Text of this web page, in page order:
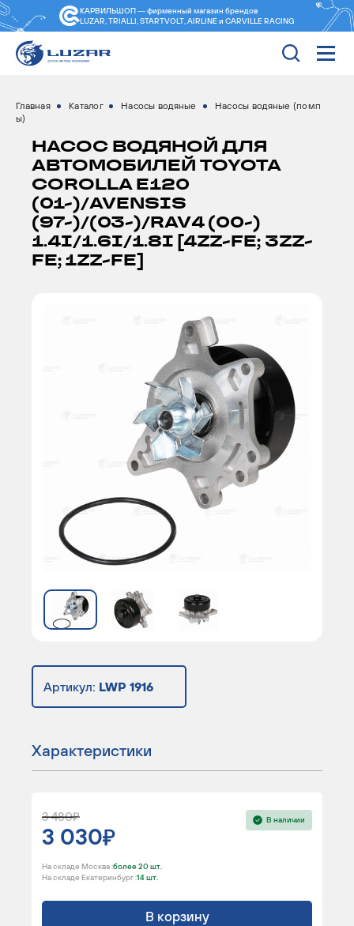
КАРВИЛЬШОП — фирменный магазин брендов
LUZAR, TRIALLI, STARTVOLT, AIRLINE и CARVILLE RACING
Главная Каталог Насосы водяные
Насосы водяные (помп
ы)
НАСОС ВОДЯНОЙ ДЛЯ
АВТОМОБИЛЕЙ TOYOTA
COROLLA E120
(01-)/AVENSIS
(97-)/(03-)/RAV4 (00-)
1.4I/1.6I/1.8I [4ZZ-FE; 3ZZ-
FE; 1ZZ-FE]
Артикул: LWP 1916
Характеристики
3 480
3 030
В наличии
На складе Москва :более 20 шт.
На складе Екатеринбург :14 шт.
В корзину